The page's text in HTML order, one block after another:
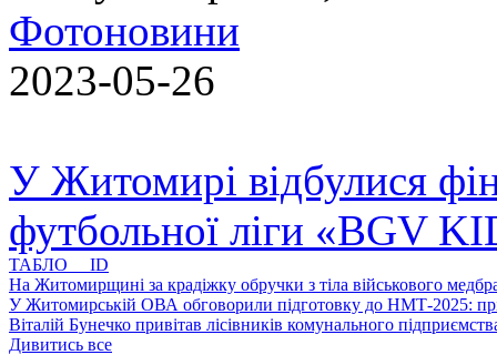
Фотоновини
2023-05-26
У Житомирі відбулися
футбольної ліги «BGV
ТАБЛО ID
На Житомирщині за крадіжку обручки з тіла військового
У Житомирській ОВА обговорили підготовку до НМТ-2025:
Віталій Бунечко привітав лісівників комунального
Дивитись все